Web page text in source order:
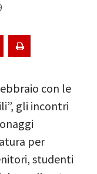
con le
gli incontri
per
studenti